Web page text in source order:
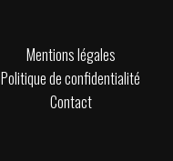
Mentions légales
Politique de confidentialité
Contact